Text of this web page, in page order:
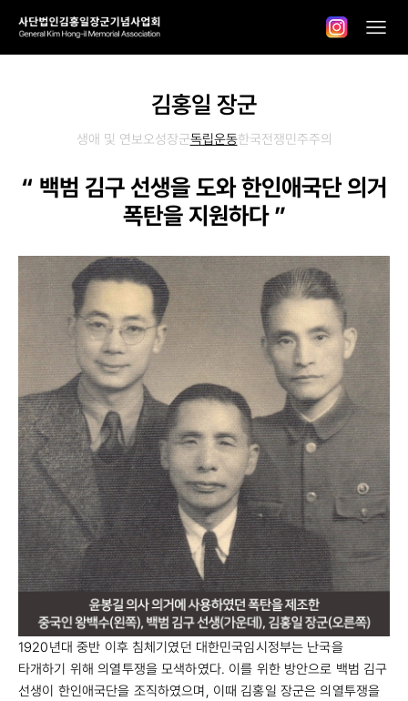
김홍일 장군
생애 및 연보오성장군독립운동한국전쟁민주주의
“ 백범 김구 선생을 도와 한인애국단 의거
폭탄을 지원하다 ”
1920년대 중반 이후 침체기였던 대한민국임시정부는 난국을
타개하기 위해 의열투쟁을 모색하였다. 이를 위한 방안으로 백범 김구
선생이 한인애국단을 조직하였으며, 이때 김홍일 장군은 의열투쟁을